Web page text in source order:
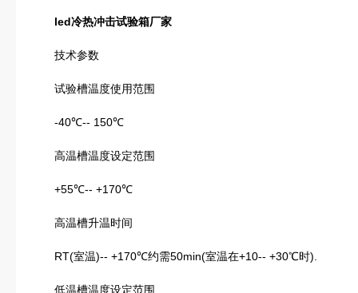
led冷热冲击试验箱厂家
技术参数
试验槽温度使用范围
-40℃-- 150℃
高温槽温度设定范围
+55℃-- +170℃
高温槽升温时间
RT(室温)-- +170℃约需50min(室温在+10-- +30℃时).
低温槽温度设定范围